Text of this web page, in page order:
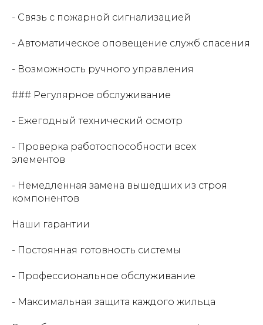
- Связь с пожарной сигнализацией
- Автоматическое оповещение служб спасения
- Возможность ручного управления
### Регулярное обслуживание
- Ежегодный технический осмотр
- Проверка работоспособности всех
элементов
- Немедленная замена вышедших из строя
компонентов
Наши гарантии
- Постоянная готовность системы
- Профессиональное обслуживание
- Максимальная защита каждого жильца